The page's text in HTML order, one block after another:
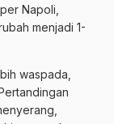
Napoli,
menjadi 1-
waspada,